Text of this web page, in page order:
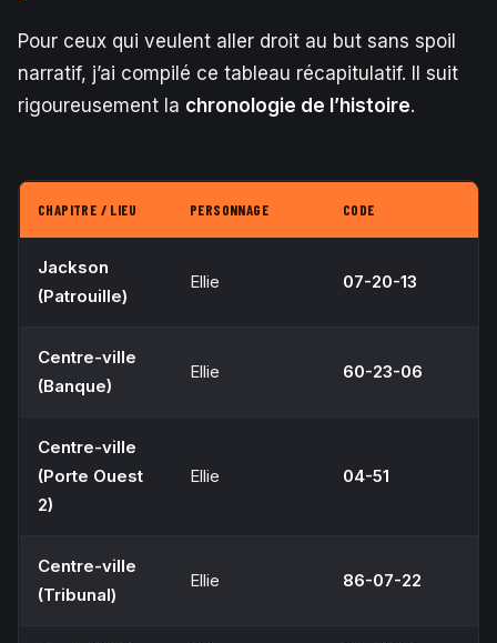
Pour ceux qui veulent aller droit au but sans spoil
narratif, j’ai compilé ce tableau récapitulatif. Il suit
rigoureusement la chronologie de l’histoire.
CHAPITRE / LIEU PERSONNAGE CODE
Jackson
(Patrouille)
Ellie 07-20-13
Centre-ville
(Banque)
Ellie 60-23-06
Centre-ville
(Porte Ouest
2)
Ellie 04-51
Centre-ville
(Tribunal)
Ellie 86-07-22